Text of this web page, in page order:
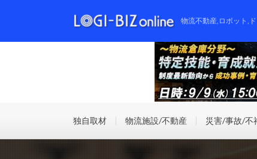
物流不動産,ロボット,
独自取材 物流施設/不動産 災害/事故/不